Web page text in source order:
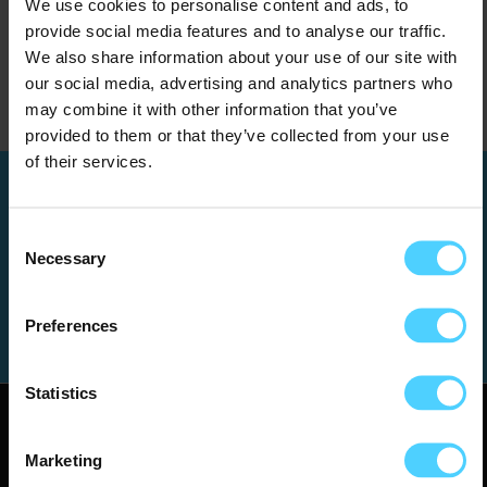
We use cookies to personalise content and ads, to
provide social media features and to analyse our traffic.
We also share information about your use of our site with
our social media, advertising and analytics partners who
may combine it with other information that you’ve
provided to them or that they’ve collected from your use
of their services.
Selection
Necessary
Preferences
Statistics
Marketing